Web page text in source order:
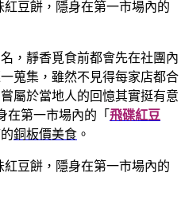
，靜香覓食前都會先在社團內
蒐集，雖然不見得每家店都合
屬於當地人的回憶其實挺有意
在第一市場內的「 飛碟紅豆
銅板價美食 。